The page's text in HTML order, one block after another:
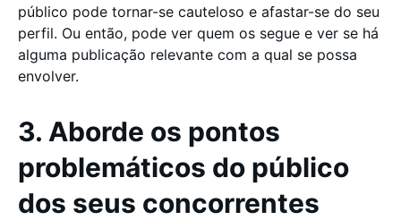
público pode tornar-se cauteloso e afastar-se do seu
perfil. Ou então, pode ver quem os segue e ver se há
alguma publicação relevante com a qual se possa
envolver.
3. Aborde os pontos
problemáticos do público
dos seus concorrentes